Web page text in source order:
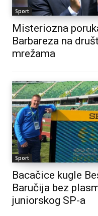
Sport
Misteriozna
Barbareza na
mrežama
Sport
Bacačice kugle
Baručija bez
juniorskog SP-a